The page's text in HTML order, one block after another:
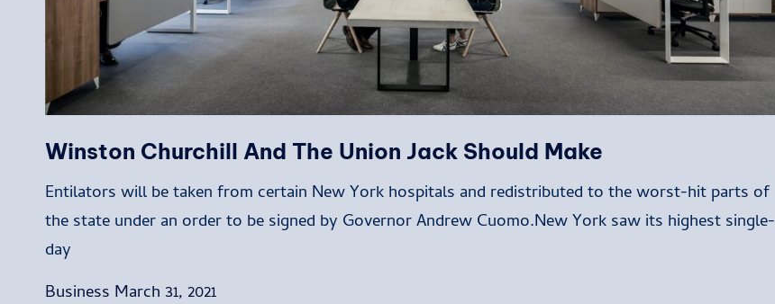
Winston Churchill And The Union Jack Should Make
Entilators will be taken from certain New York hospitals and redistributed to the worst-hit parts of
the state under an order to be signed by Governor Andrew Cuomo.New York saw its highest single-
day
Business March 31, 2021